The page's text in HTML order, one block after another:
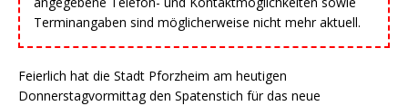
Terminangaben sind möglicherweise nicht mehr aktuell.
Feierlich hat die Stadt Pforzheim am heutigen
Donnerstagvormittag den Spatenstich für das neue